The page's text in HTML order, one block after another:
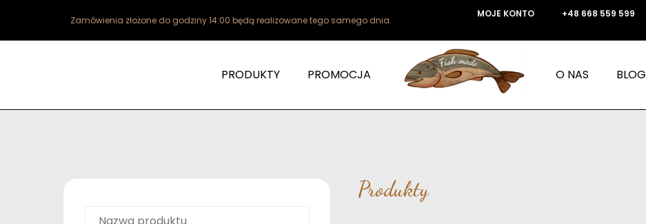
Zamówienia złożone do godziny 14:00 będą realizowane tego samego dnia.
MOJE KONTO +48 668 559 599
PRODUKTY PROMOCJA O NAS BLOG
Produkty